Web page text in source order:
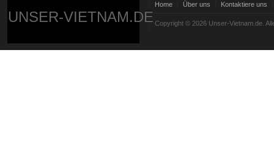
UNSER-VIETNAM.DE
Home Über uns Kontaktiere uns
Copyright © 2026 Unser-Vietnam.de.